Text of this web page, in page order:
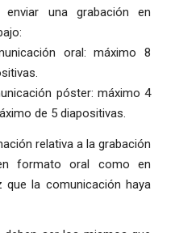
enviar una grabación en
oral: máximo 8
póster: máximo 4
de 5 diapositivas.
relativa a la grabación
formato oral como en
la comunicación haya